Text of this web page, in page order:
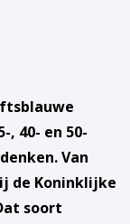
, 40- en 50-
Van
de Koninklijke
soort